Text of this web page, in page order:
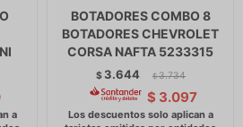
BOTADORES COMBO 8
BOTADORES CHEVROLET
CORSA NAFTA 5233315
$ 3.644 $ 3.734
$ 3.097